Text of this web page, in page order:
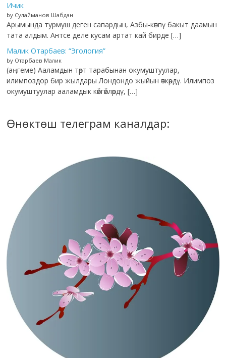
Ичик
by Сулайманов Шабдан
Арымында турмуш деген сапардын, Азбы-көппү бакыт даамын
тата алдым. Антсе деле кусам артат кай бирде […]
Малик Отарбаев: “Эгология”
by Отарбаев Малик
(аңгеме) Ааламдын төрт тарабынан окумуштуулар,
илимпоздор бир жылдары Лондондо жыйын өткөрдү. Илимпоз
окумуштуулар ааламдык көйгөйлөрдү, […]
Өнөктөш телеграм каналдар: